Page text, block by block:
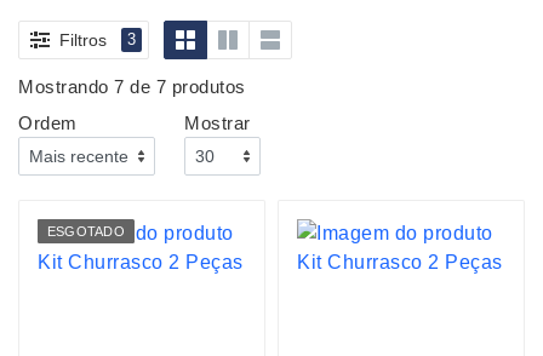
Filtros 3
Mostrando 7 de 7 produtos
Ordem
Mostrar
ESGOTADO